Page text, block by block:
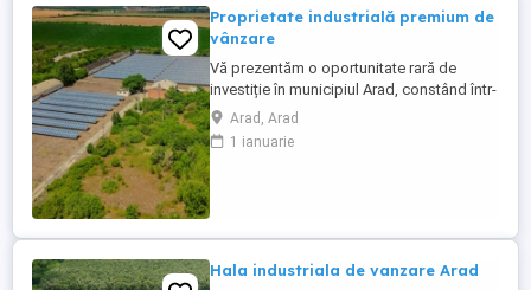
Proprietate industrială premium de
vânzare
Vă prezentăm o oportunitate rară de
investiție în municipiul Arad, constând într-
un complex industrial complet funcțional,
amplasat strategic pe Calea Bodrogului
(DJ 682F), cu acces rapid către
Arad, Arad
1 ianuarie
Hala industriala de vanzare Arad